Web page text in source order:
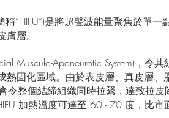
稱”HIFU”)是將超聲波能量聚焦於單
層。
Musculo-Aponeurotic System)，令
固化區域。由於表皮層、真皮層、
令整個結締組織同時拉緊，達致拉
加熱溫度可達至 60 - 70 度，比市